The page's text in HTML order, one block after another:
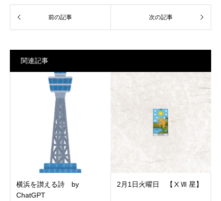
関連記事
横浜を讃える詩 by
ChatGPT
2月1日火曜日 【ⅩⅦ 星】